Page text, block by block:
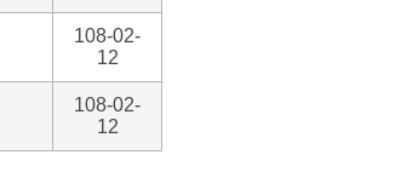
108-02-
12
108-02-
12